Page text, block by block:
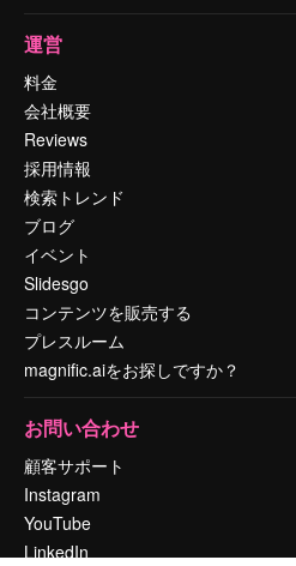
運営
料金
会社概要
Reviews
採用情報
検索トレンド
ブログ
イベント
Slidesgo
コンテンツを販売する
プレスルーム
magnific.aiをお探しですか？
お問い合わせ
顧客サポート
Instagram
YouTube
LinkedIn